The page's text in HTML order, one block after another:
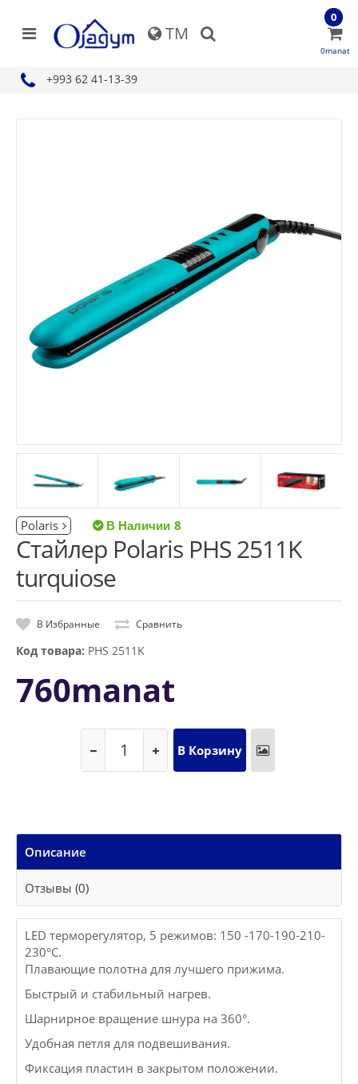
TM
+993 62 41-13-39
0
0manat
Polaris 8
Стайлер Polaris PHS 2511K
turquiose
В Избранные Сравнить
Код товара: PHS 2511K
760manat
Описание
Отзывы (0)
LED терморегулятор, 5 режимов: 150 -170-190-210-
230°C.
Плавающие полотна для лучшего прижима.
Быстрый и стабильный нагрев.
Шарнирное вращение шнура на 360°.
Удобная петля для подвешивания.
Фиксация пластин в закрытом положении.